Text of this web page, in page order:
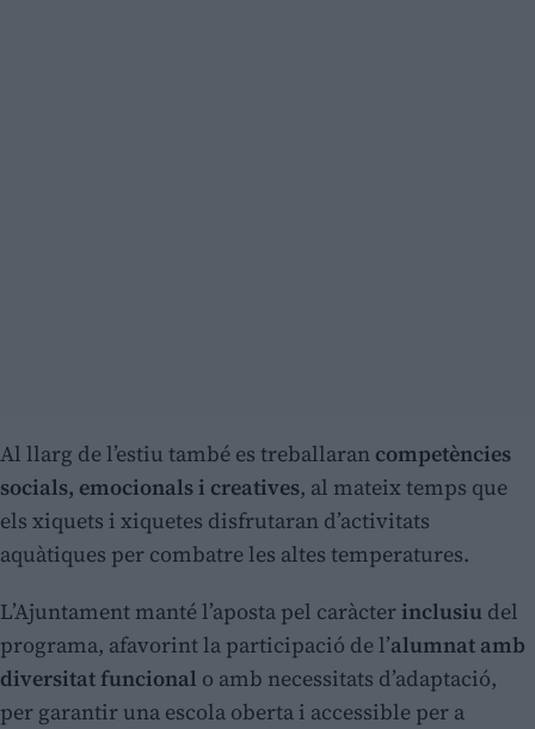
Al llarg de l’estiu també es treballaran competències
socials, emocionals i creatives, al mateix temps que
els xiquets i xiquetes disfrutaran d’activitats
aquàtiques per combatre les altes temperatures.
L’Ajuntament manté l’aposta pel caràcterinclusiu del
programa, afavorint la participació de l’alumnat amb
diversitat funcional o amb necessitats d’adaptació,
per garantir una escola oberta i accessible per a